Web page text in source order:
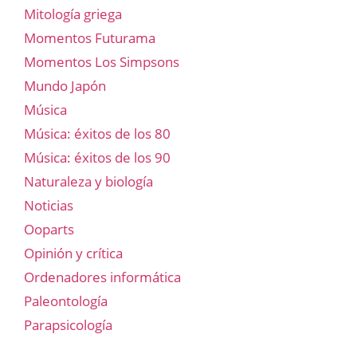
Mitología griega
Momentos Futurama
Momentos Los Simpsons
Mundo Japón
Música
Música: éxitos de los 80
Música: éxitos de los 90
Naturaleza y biología
Noticias
Ooparts
Opinión y crítica
Ordenadores informática
Paleontología
Parapsicología